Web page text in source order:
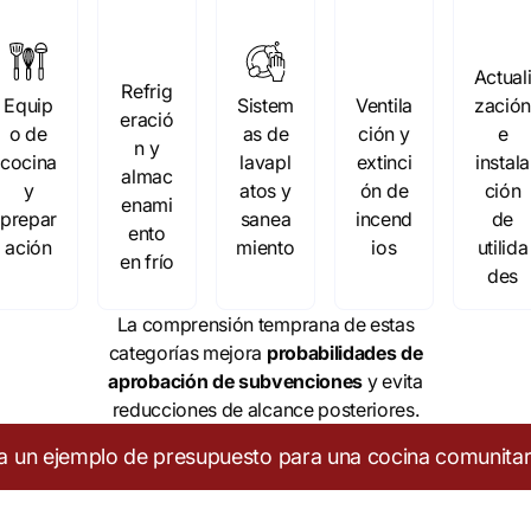
Equip
o de
cocina
y
prepar
ación
Refrig
eració
n y
almac
enami
ento
en frío
Sistem
as de
lavapl
atos y
sanea
miento
Ventila
ción y
extinci
ón de
incend
ios
Actuali
zación
e
instala
ción
de
utilida
des
La comprensión temprana de estas
categorías mejora probabilidades de
aprobación de subvenciones y evita
reducciones de alcance posteriores.
un ejemplo de presupuesto para una cocina